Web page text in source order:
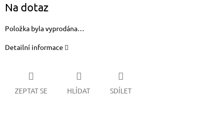
cena:
Na dotaz
Položka byla vyprodána…
Detailní informace
ZEPTAT SE HLÍDAT SDÍLET